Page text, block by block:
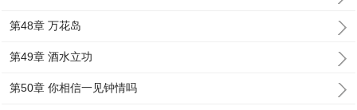
第48章 万花岛
第49章 酒水立功
第50章 你相信一见钟情吗